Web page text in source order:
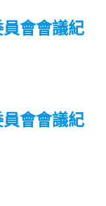
會會議紀
會會議紀